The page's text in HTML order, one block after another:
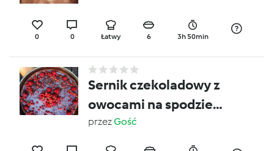
0 0 Łatwy 6 3h 50min
Sernik czekoladowy z
owocami na spodzie
oreo
przezGość